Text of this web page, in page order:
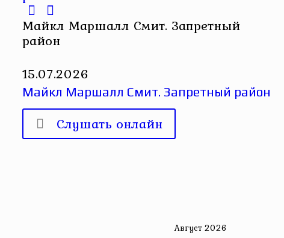
Майкл Маршалл Смит. Запретный
район
15.07.2026
Майкл Маршалл Смит. Запретный район
Слушать онлайн
Август 2026